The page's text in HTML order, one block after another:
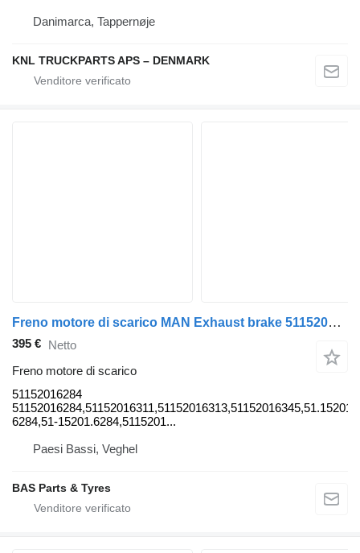
Danimarca, Tappernøje
KNL TRUCKPARTS APS – DENMARK
Freno motore di scarico MAN Exhaust brake 51152016284 per camion MAN
395 € Netto
Freno motore di scarico
51152016284
51152016284,51152016311,51152016313,51152016345,51.15201-
6284,51-15201.6284,5115201...
Paesi Bassi, Veghel
BAS Parts & Tyres